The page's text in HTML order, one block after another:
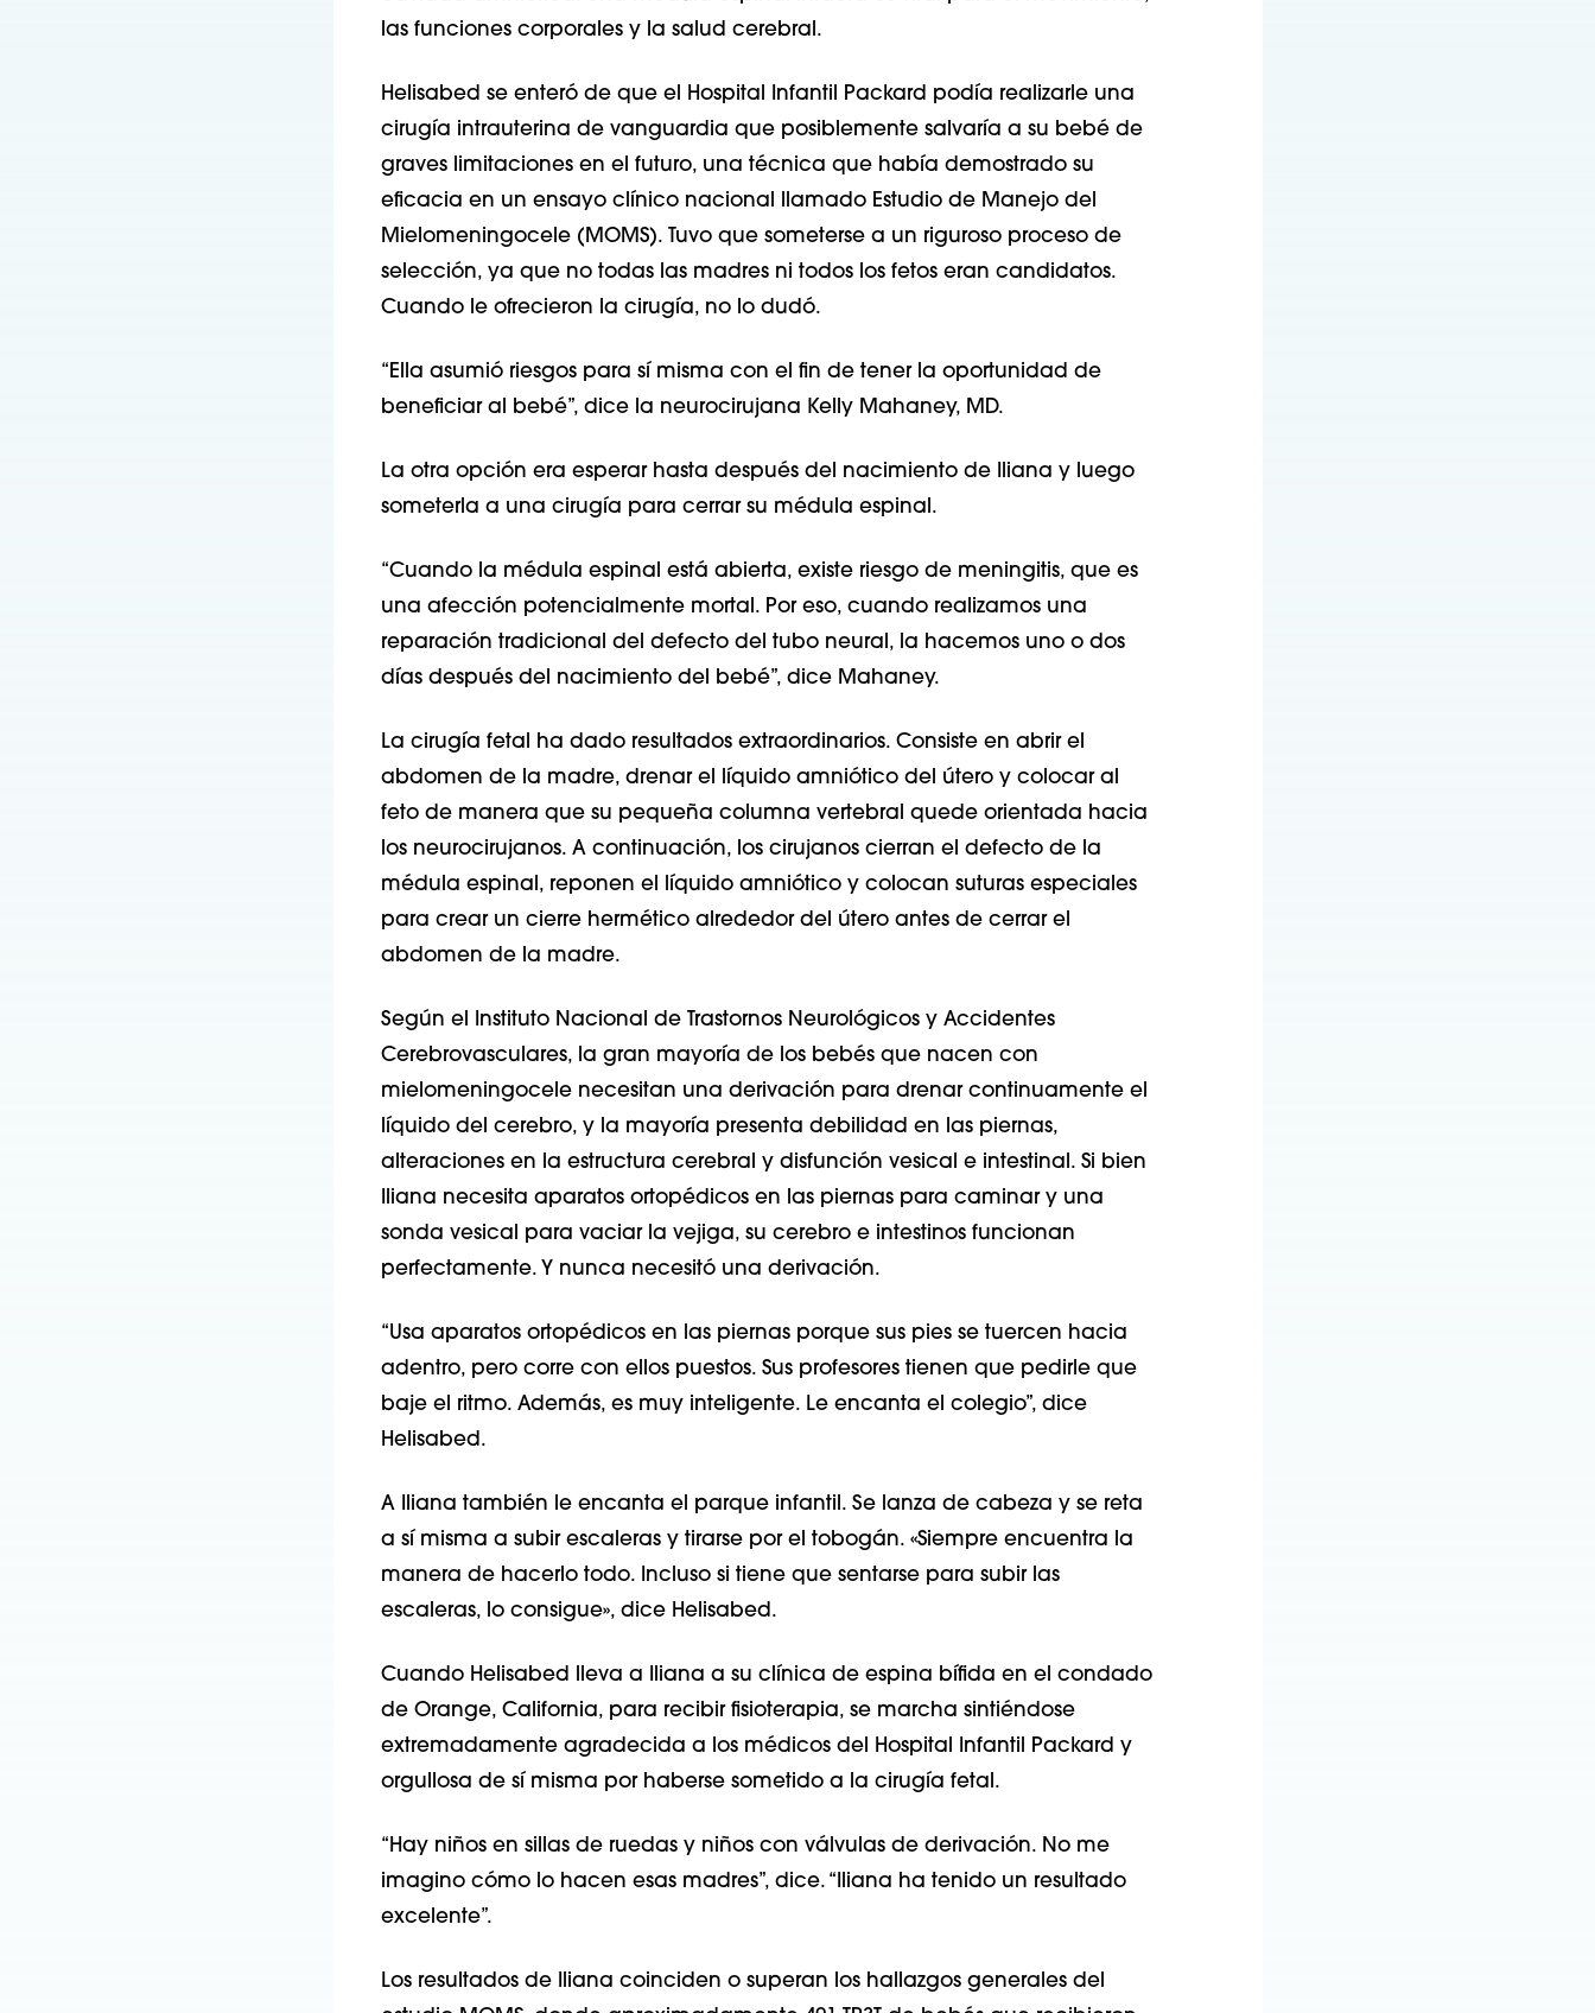
las funciones corporales y la salud cerebral.
Helisabed se enteró de que el Hospital Infantil Packard podía realizarle una
cirugía intrauterina de vanguardia que posiblemente salvaría a su bebé de
graves limitaciones en el futuro, una técnica que había demostrado su
eficacia en un ensayo clínico nacional llamado Estudio de Manejo del
Mielomeningocele (MOMS). Tuvo que someterse a un riguroso proceso de
selección, ya que no todas las madres ni todos los fetos eran candidatos.
Cuando le ofrecieron la cirugía, no lo dudó.
“Ella asumió riesgos para sí misma con el fin de tener la oportunidad de
beneficiar al bebé”, dice la neurocirujana Kelly Mahaney, MD.
La otra opción era esperar hasta después del nacimiento de Iliana y luego
someterla a una cirugía para cerrar su médula espinal.
“Cuando la médula espinal está abierta, existe riesgo de meningitis, que es
una afección potencialmente mortal. Por eso, cuando realizamos una
reparación tradicional del defecto del tubo neural, la hacemos uno o dos
días después del nacimiento del bebé”, dice Mahaney.
La cirugía fetal ha dado resultados extraordinarios. Consiste en abrir el
abdomen de la madre, drenar el líquido amniótico del útero y colocar al
feto de manera que su pequeña columna vertebral quede orientada hacia
los neurocirujanos. A continuación, los cirujanos cierran el defecto de la
médula espinal, reponen el líquido amniótico y colocan suturas especiales
para crear un cierre hermético alrededor del útero antes de cerrar el
abdomen de la madre.
Según el Instituto Nacional de Trastornos Neurológicos y Accidentes
Cerebrovasculares, la gran mayoría de los bebés que nacen con
mielomeningocele necesitan una derivación para drenar continuamente el
líquido del cerebro, y la mayoría presenta debilidad en las piernas,
alteraciones en la estructura cerebral y disfunción vesical e intestinal. Si bien
Iliana necesita aparatos ortopédicos en las piernas para caminar y una
sonda vesical para vaciar la vejiga, su cerebro e intestinos funcionan
perfectamente. Y nunca necesitó una derivación.
“Usa aparatos ortopédicos en las piernas porque sus pies se tuercen hacia
adentro, pero corre con ellos puestos. Sus profesores tienen que pedirle que
baje el ritmo. Además, es muy inteligente. Le encanta el colegio”, dice
Helisabed.
A Iliana también le encanta el parque infantil. Se lanza de cabeza y se reta
a sí misma a subir escaleras y tirarse por el tobogán. «Siempre encuentra la
manera de hacerlo todo. Incluso si tiene que sentarse para subir las
escaleras, lo consigue», dice Helisabed.
Cuando Helisabed lleva a Iliana a su clínica de espina bífida en el condado
de Orange, California, para recibir fisioterapia, se marcha sintiéndose
extremadamente agradecida a los médicos del Hospital Infantil Packard y
orgullosa de sí misma por haberse sometido a la cirugía fetal.
“Hay niños en sillas de ruedas y niños con válvulas de derivación. No me
imagino cómo lo hacen esas madres”, dice. “Iliana ha tenido un resultado
excelente”.
Los resultados de Iliana coinciden o superan los hallazgos generales del